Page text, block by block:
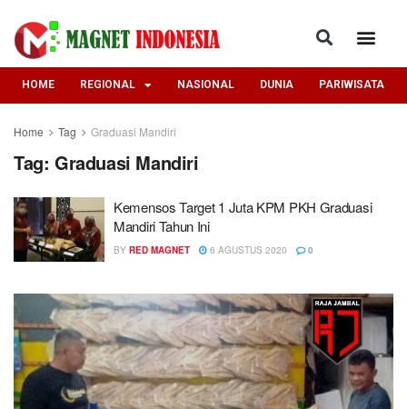
HOME REGIONAL NASIONAL DUNIA PARIWISATA
Home Tag Graduasi Mandiri
Tag: Graduasi Mandiri
Kemensos Target 1 Juta KPM PKH Graduasi
Mandiri Tahun Ini
BY RED MAGNET 6 AGUSTUS 2020 0